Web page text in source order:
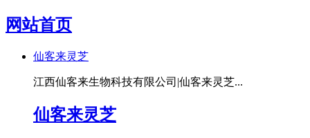
网站首页
仙客来灵芝
江西仙客来生物科技有限公司|仙客来灵芝...
仙客来灵芝